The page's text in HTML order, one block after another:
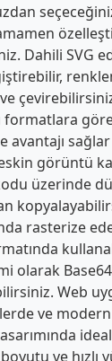
Dahili SVG
göre
avantajı
görüntü
üzerinde
rasterize
olarak
Web
ve modern
ve hızlı